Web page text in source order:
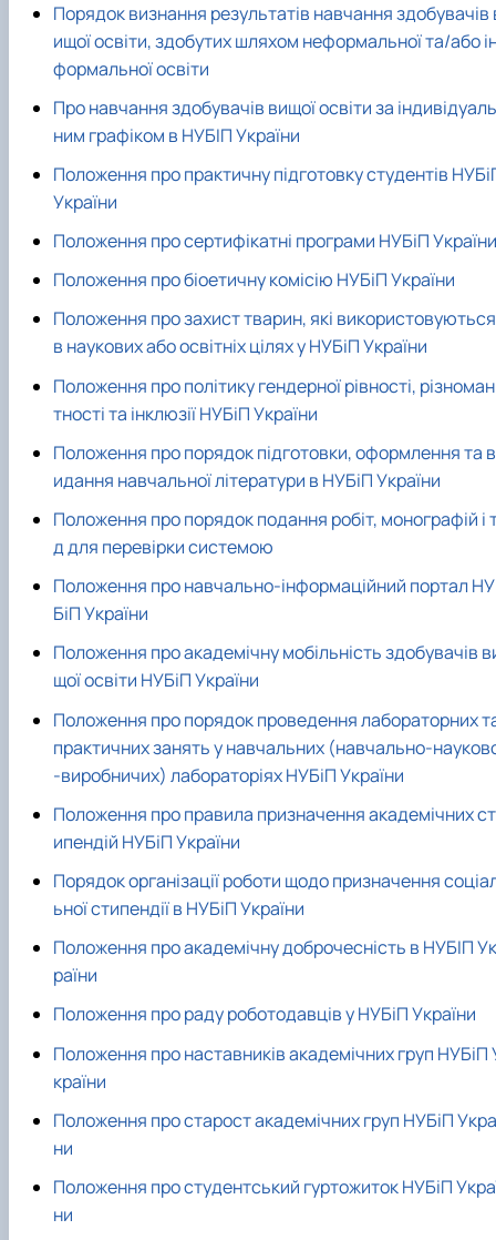
Порядок визнання результатів навчання здобувачів
ищої освіти, здобутих шляхом неформальної та/або
формальної освіти
Про навчання здобувачів вищої освіти за індивідуаль
ним графіком в НУБІП України
Положення про практичну підготовку студентів
України
Положення про сертифікатні програми НУБіП України
Положення про біоетичну комісію НУБіП України
Положення про захист тварин, які використовуються
в наукових або освітніх цілях у НУБіП України
Положення про політику гендерної рівності,
тності та інклюзії НУБіП України
Положення про порядок підготовки, оформлення та в
идання навчальної літератури в НУБіП України
Положення про порядок подання робіт, монографій і
д для перевірки системою
Положення про навчально-інформаційний портал НУ
БіП України
Положення про академічну мобільність здобувачів
щої освіти НУБіП України
Положення про порядок проведення лабораторних
практичних занять у навчальних (навчально-
-виробничих) лабораторіях НУБіП України
Положення про правила призначення академічних ст
ипендій НУБіП України
Порядок організації роботи щодо призначення
ьної стипендії в НУБіП України
Положення про академічну доброчесність в НУБІП Ук
раїни
Положення про раду роботодавців у НУБіП України
Положення про наставників академічних груп НУБіП
країни
Положення про старост академічних груп НУБіП
ни
Положення про студентський гуртожиток НУБіП
ни